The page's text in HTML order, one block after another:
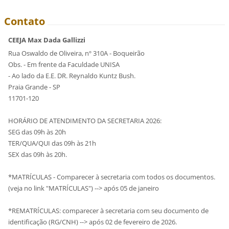
Contato
CEEJA Max Dada Gallizzi
Rua Oswaldo de Oliveira, nº 310A - Boqueirão
Obs. - Em frente da Faculdade UNISA
- Ao lado da E.E. DR. Reynaldo Kuntz Bush.
Praia Grande - SP
11701-120
HORÁRIO DE ATENDIMENTO DA SECRETARIA 2026:
SEG das 09h às 20h
TER/QUA/QUI das 09h às 21h
SEX das 09h às 20h.
*MATRÍCULAS - Comparecer à secretaria com todos os documentos.
(veja no link "MATRÍCULAS") --> após 05 de janeiro
*REMATRÍCULAS: comparecer à secretaria com seu documento de
identificação (RG/CNH) --> após 02 de fevereiro de 2026.